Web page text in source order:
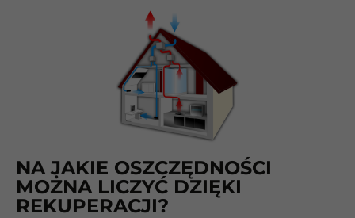
NA JAKIE OSZCZĘDNOŚCI
MOŻNA LICZYĆ DZIĘKI
REKUPERACJI?